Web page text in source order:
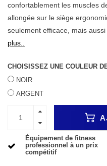
confortablement les muscles
allongée sur le siège
seulement efficace, mais
plus..
CHOISISSEZ UNE COULEUR
NOIR
ARGENT
Équipement de fitness
professionnel à un prix
compétitif